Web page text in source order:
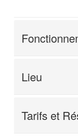
Lieu
Tarifs et